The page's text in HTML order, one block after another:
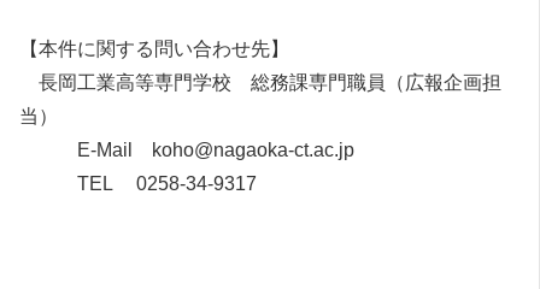
【本件に関する問い合わせ先】
長岡工業高等専門学校 総務課専門職員（広報企画担
当）
E-Mail koho@nagaoka-ct.ac.jp
TEL 0258-34-9317